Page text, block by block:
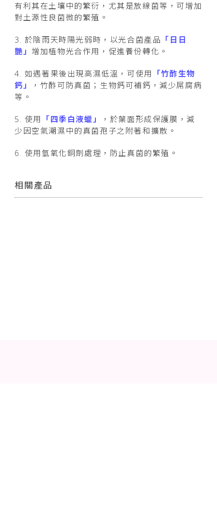
有利其在土壤中的繁衍，尤其是放線菌等，可增加
對土源性良菌微的繁殖。
3. 於陰雨天時陽光弱時，以光合菌產品 「日日
艷」 增加植物光合作用，促進養份轉化。
4. 如遇著果後出現高濕低溫，可使用 「竹酢生物
鈣」
，竹酢可防真菌；生物鈣可補鈣，減少屌腐病
等。
5. 使用 「四季白液蠟」
，於葉面形成保護膜，減
少因空氣潮濕中的真菌孢子之附著和擴散。
6. 使用氫氧化銅劑處理，防止真菌的繁殖。
相關產品